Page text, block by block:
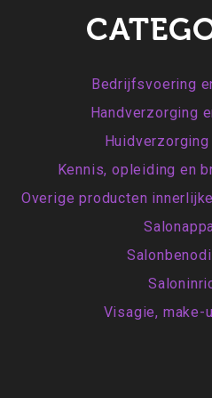
Bedrijfsvoering
Handverzorging
Kennis, opleiding en
Overige producten
Visagie, make-